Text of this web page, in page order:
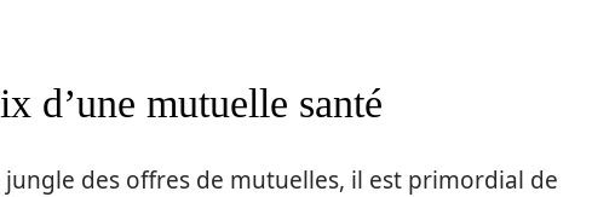
d’une mutuelle santé
des offres de mutuelles, il est primordial de